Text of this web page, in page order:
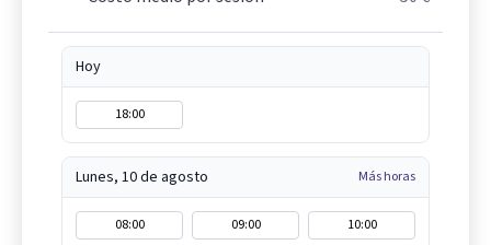
Hoy
18:00
Lunes, 10 de agosto Más horas
08:00 09:00
10:00